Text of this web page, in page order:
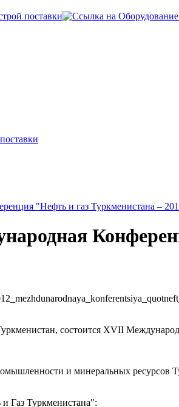
поставки
"Нефть и газ Туркменистана –
состоится XVII
и минеральных ресурсов
Газ Туркменистана":